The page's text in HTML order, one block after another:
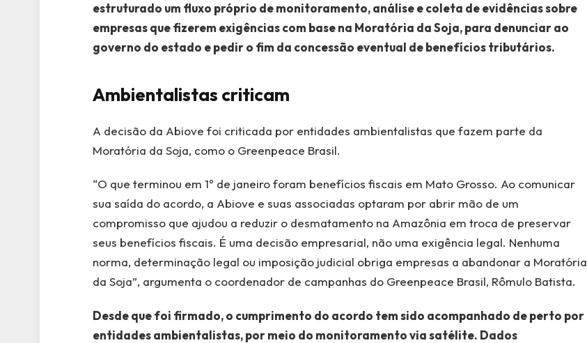
estruturado um fluxo próprio de monitoramento, análise e coleta de evidências sobre
empresas que fizerem exigências com base na Moratória da Soja, para denunciar ao
governo do estado e pedir o fim da concessão eventual de benefícios tributários.
Ambientalistas criticam
A decisão da Abiove foi criticada por entidades ambientalistas que fazem parte da
Moratória da Soja, como o Greenpeace Brasil.
“O que terminou em 1º de janeiro foram benefícios fiscais em Mato Grosso. Ao comunicar
sua saída do acordo, a Abiove e suas associadas optaram por abrir mão de um
compromisso que ajudou a reduzir o desmatamento na Amazônia em troca de preservar
seus benefícios fiscais. É uma decisão empresarial, não uma exigência legal. Nenhuma
norma, determinação legal ou imposição judicial obriga empresas a abandonar a Moratória
da Soja”, argumenta o coordenador de campanhas do Greenpeace Brasil, Rômulo Batista.
Desde que foi firmado, o cumprimento do acordo tem sido acompanhado de perto por
entidades ambientalistas, por meio do monitoramento via satélite. Dados